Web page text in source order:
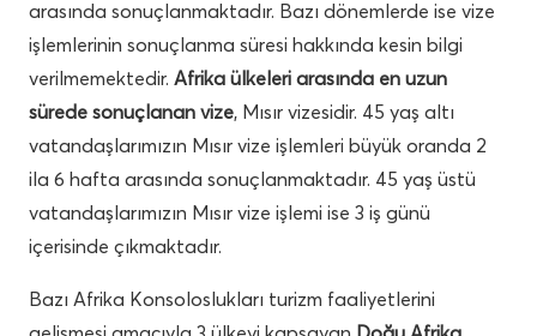
arasında sonuçlanmaktadır. Bazı dönemlerde ise vize
işlemlerinin sonuçlanma süresi hakkında kesin bilgi
verilmemektedir. Afrika ülkeleri arasında en uzun
sürede sonuçlanan vize, Mısır vizesidir. 45 yaş altı
vatandaşlarımızın Mısır vize işlemleri büyük oranda 2
ila 6 hafta arasında sonuçlanmaktadır. 45 yaş üstü
vatandaşlarımızın Mısır vize işlemi ise 3 iş günü
içerisinde çıkmaktadır.
Bazı Afrika Konsoloslukları turizm faaliyetlerini